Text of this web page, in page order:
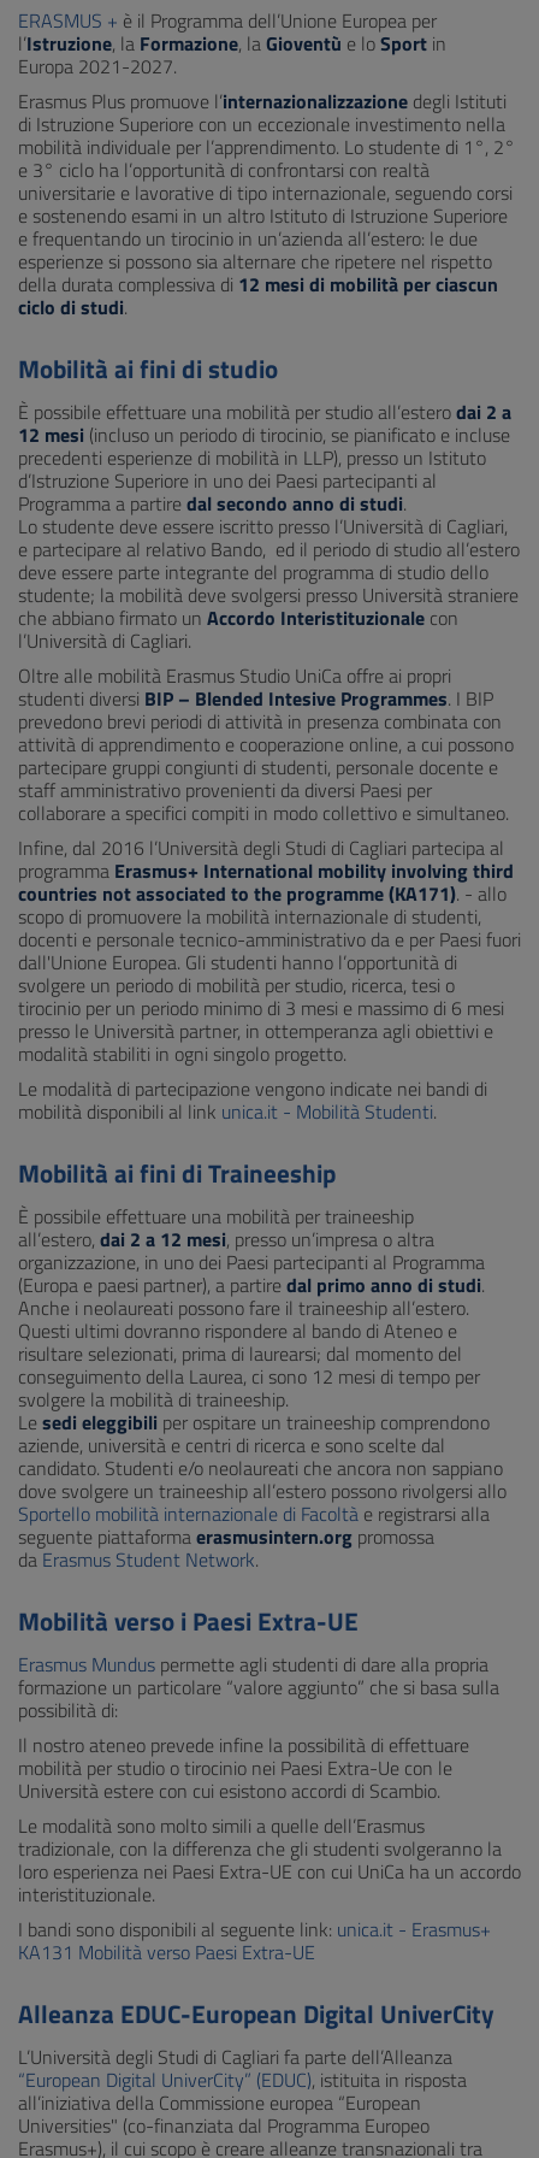
ERASMUS + è il Programma dell’Unione Europea per
l’Istruzione, la Formazione, laGioventù e loSport in
Europa 2021-2027.
Erasmus Plus promuove l’internazionalizzazione degli Istituti
di Istruzione Superiore con un eccezionale investimento nella
mobilità individuale per l’apprendimento. Lo studente di 1°, 2°
e 3° ciclo ha l’opportunità di confrontarsi con realtà
universitarie e lavorative di tipo internazionale, seguendo corsi
e sostenendo esami in un altro Istituto di Istruzione Superiore
e frequentando un tirocinio in un’azienda all’estero: le due
esperienze si possono sia alternare che ripetere nel rispetto
della durata complessiva di 12 mesi di mobilità per ciascun
ciclo di studi.
Mobilità ai fini di studio
È possibile effettuare una mobilità per studio all’esterodai 2 a
12 mesi (incluso un periodo di tirocinio, se pianificato e incluse
precedenti esperienze di mobilità in LLP), presso un Istituto
d’Istruzione Superiore in uno dei Paesi partecipanti al
Programma a partiredal secondo anno di studi.
Lo studente deve essere iscritto presso l’Università di Cagliari,
e partecipare al relativo Bando, ed il periodo di studio all’estero
deve essere parte integrante del programma di studio dello
studente; la mobilità deve svolgersi presso Università straniere
che abbiano firmato un Accordo Interistituzionale con
l’Università di Cagliari.
Oltre alle mobilità Erasmus Studio UniCa offre ai propri
studenti diversi BIP – Blended Intesive Programmes. I BIP
prevedono brevi periodi di attività in presenza combinata con
attività di apprendimento e cooperazione online, a cui possono
partecipare gruppi congiunti di studenti, personale docente e
staff amministrativo provenienti da diversi Paesi per
collaborare a specifici compiti in modo collettivo e simultaneo.
Infine, dal 2016 l’Università degli Studi di Cagliari partecipa al
programma Erasmus+ International mobility involving third
countries not associated to the programme (KA171). - allo
scopo di promuovere la mobilità internazionale di studenti,
docenti e personale tecnico-amministrativo da e per Paesi fuori
dall'Unione Europea. Gli studenti hanno l’opportunità di
svolgere un periodo di mobilità per studio, ricerca, tesi o
tirocinio per un periodo minimo di 3 mesi e massimo di 6 mesi
presso le Università partner, in ottemperanza agli obiettivi e
modalità stabiliti in ogni singolo progetto.
Le modalità di partecipazione vengono indicate nei bandi di
mobilità disponibili al link unica.it - Mobilità Studenti.
Mobilità ai fini di Traineeship
È possibile effettuare una mobilità per traineeship
all’estero, dai 2 a 12 mesi, presso un’impresa o altra
organizzazione, in uno dei Paesi partecipanti al Programma
(Europa e paesi partner), a partiredal primo anno di studi.
Anche i neolaureati possono fare il traineeship all’estero.
Questi ultimi dovranno rispondere al bando di Ateneo e
risultare selezionati, prima di laurearsi; dal momento del
conseguimento della Laurea, ci sono 12 mesi di tempo per
svolgere la mobilità di traineeship.
Lesedi eleggibili per ospitare un traineeship comprendono
aziende, università e centri di ricerca e sono scelte dal
candidato. Studenti e/o neolaureati che ancora non sappiano
dove svolgere un traineeship all’estero possono rivolgersi allo
Sportello mobilità internazionale di Facoltà e registrarsi alla
seguente piattaformaerasmusintern.org promossa
da Erasmus Student Network.
Mobilità verso i Paesi Extra-UE
Erasmus Mundus permette agli studenti di dare alla propria
formazione un particolare “valore aggiunto” che si basa sulla
possibilità di:
Il nostro ateneo prevede infine la possibilità di effettuare
mobilità per studio o tirocinio nei Paesi Extra-Ue con le
Università estere con cui esistono accordi di Scambio.
Le modalità sono molto simili a quelle dell’Erasmus
tradizionale, con la differenza che gli studenti svolgeranno la
loro esperienza nei Paesi Extra-UE con cui UniCa ha un accordo
interistituzionale.
I bandi sono disponibili al seguente link: unica.it - Erasmus+
KA131 Mobilità verso Paesi Extra-UE
Alleanza EDUC-European Digital UniverCity
L’Università degli Studi di Cagliari fa parte dell’Alleanza
“European Digital UniverCity” (EDUC), istituita in risposta
all’iniziativa della Commissione europea “European
Universities" (co-finanziata dal Programma Europeo
Erasmus+), il cui scopo è creare alleanze transnazionali tra